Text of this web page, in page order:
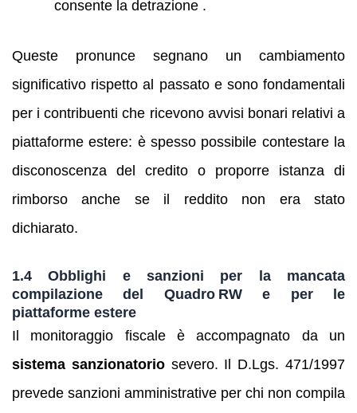
consente la detrazione .
Queste pronunce segnano un cambiamento
significativo rispetto al passato e sono fondamentali
per i contribuenti che ricevono avvisi bonari relativi a
piattaforme estere: è spesso possibile contestare la
disconoscenza del credito o proporre istanza di
rimborso anche se il reddito non era stato
dichiarato.
1.4 Obblighi e sanzioni per la mancata
compilazione del Quadro RW e per le
piattaforme estere
Il monitoraggio fiscale è accompagnato da un
sistema sanzionatoriosevero. Il D.Lgs. 471/1997
prevede sanzioni amministrative per chi non compila